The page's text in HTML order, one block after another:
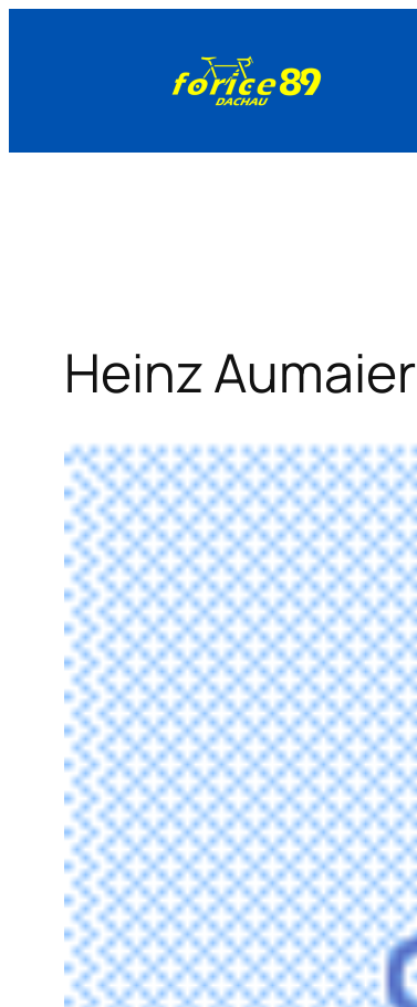
Heinz Aumaier